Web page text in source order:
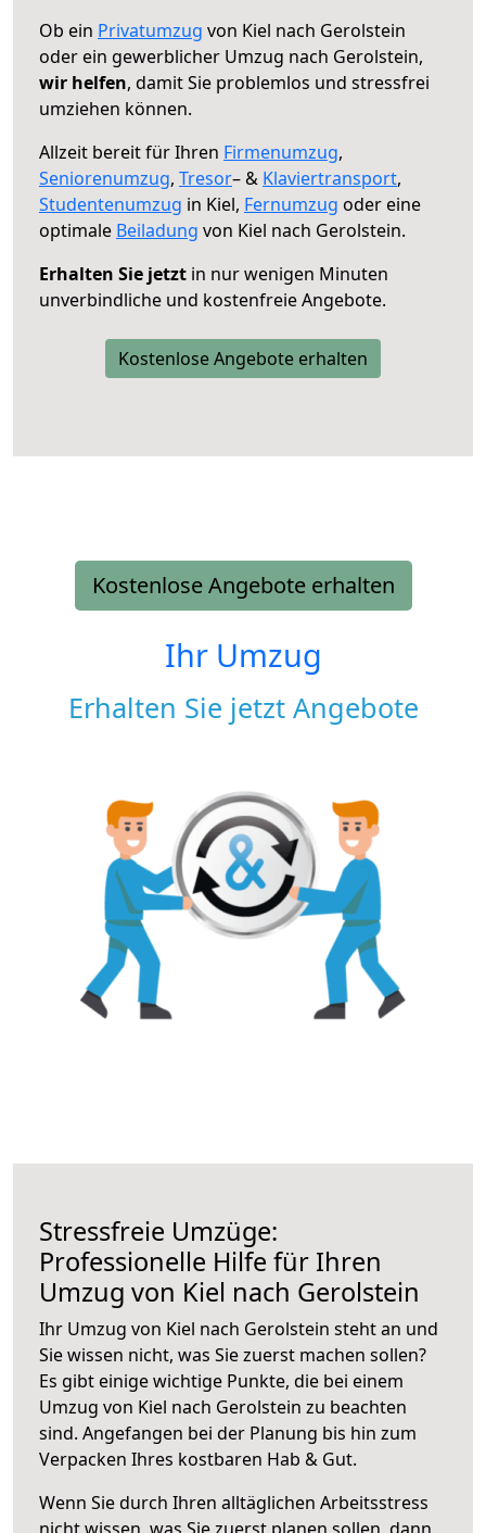
Ob ein Privatumzug von Kiel nach Gerolstein
oder ein gewerblicher Umzug nach Gerolstein,
wir helfen, damit Sie problemlos und stressfrei
umziehen können.
Allzeit bereit für Ihren Firmenumzug,
Seniorenumzug, Tresor– & Klaviertransport,
Studentenumzug in Kiel, Fernumzug oder eine
optimale Beiladung von Kiel nach Gerolstein.
Erhalten Sie jetzt in nur wenigen Minuten
unverbindliche und kostenfreie Angebote.
Kostenlose Angebote erhalten
Kostenlose Angebote erhalten
Ihr Umzug
Erhalten Sie jetzt Angebote
Stressfreie Umzüge:
Professionelle Hilfe für Ihren
Umzug von Kiel nach Gerolstein
Ihr Umzug von Kiel nach Gerolstein steht an und
Sie wissen nicht, was Sie zuerst machen sollen?
Es gibt einige wichtige Punkte, die bei einem
Umzug von Kiel nach Gerolstein zu beachten
sind. Angefangen bei der Planung bis hin zum
Verpacken Ihres kostbaren Hab & Gut.
Wenn Sie durch Ihren alltäglichen Arbeitsstress